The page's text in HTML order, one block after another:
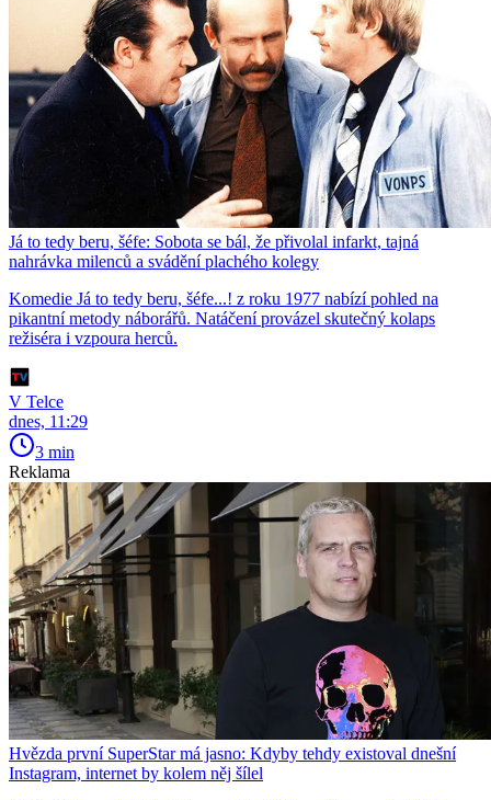
Já to tedy beru, šéfe: Sobota se bál, že přivolal infarkt, tajná
nahrávka milenců a svádění plachého kolegy
Komedie Já to tedy beru, šéfe...! z roku 1977 nabízí pohled na
pikantní metody náborářů. Natáčení provázel skutečný kolaps
režiséra i vzpoura herců.
V Telce
dnes, 11:29
3 min
Reklama
Hvězda první SuperStar má jasno: Kdyby tehdy existoval dnešní
Instagram, internet by kolem něj šílel